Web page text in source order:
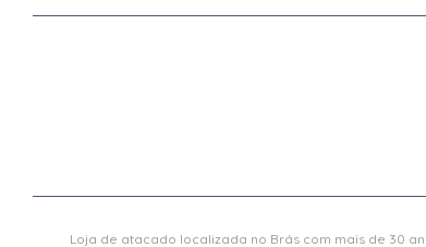
Loja de atacado localizada no Brás com mais de 30